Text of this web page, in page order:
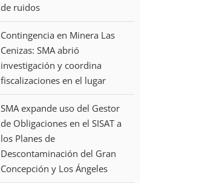
de ruidos
Contingencia en Minera Las
Cenizas: SMA abrió
investigación y coordina
fiscalizaciones en el lugar
SMA expande uso del Gestor
de Obligaciones en el SISAT a
los Planes de
Descontaminación del Gran
Concepción y Los Ángeles